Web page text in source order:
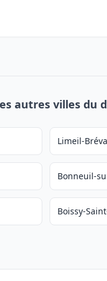
autres villes du
Limeil-
Bonneuil-
Boissy-